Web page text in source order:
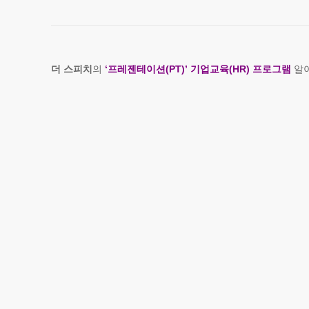
더 스피치 의 ‘프레젠테이션(PT)’ 기업교육(HR) 프로그램 알